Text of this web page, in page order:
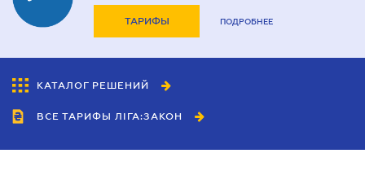
ТАРИФЫ ПОДРОБНЕЕ
КАТАЛОГ РЕШЕНИЙ
ВСЕ ТАРИФЫ ЛІГА:ЗАКОН